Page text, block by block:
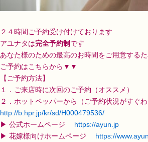
２４時間ご予約受け付けております
アユナタは完全予約制 です
あなた様のための最高のお時間をご用意する
ご予約はこちらから▼▼
【ご予約方法】
１．ご来店時に次回のご予約（オススメ）
２．ホットペッパーから（ご予約状況がすぐわ
http://b.hpr.jp/kr/sd/H000479536/
▶ 公式ホームページ https://ayun.jp
▶ 花嫁様向けホームページ https://